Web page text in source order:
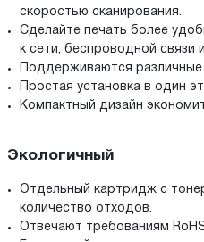
скоростью сканирования.
Сделайте печать более
к сети, беспроводной связи
Поддерживаются
Простая установка в один
Компактный дизайн
Экологичный
Отдельный картридж с
количество отходов.
Отвечают требованиям